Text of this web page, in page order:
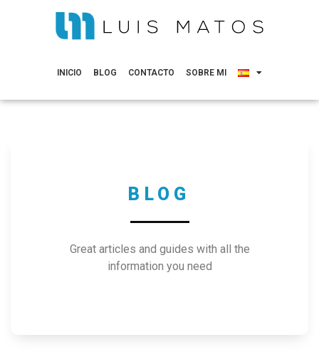
INICIO BLOG CONTACTO SOBRE MI
BLOG
Great articles and guides with all the
information you need